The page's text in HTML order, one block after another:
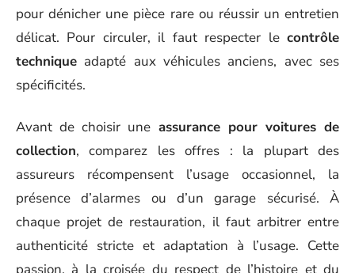
pour dénicher une pièce rare ou réussir un entretien
délicat. Pour circuler, il faut respecter le contrôle
technique adapté aux véhicules anciens, avec ses
spécificités.
Avant de choisir une assurance pour voitures de
collection, comparez les offres : la plupart des
assureurs récompensent l’usage occasionnel, la
présence d’alarmes ou d’un garage sécurisé. À
chaque projet de restauration, il faut arbitrer entre
authenticité stricte et adaptation à l’usage. Cette
passion, à la croisée du respect de l’histoire et du